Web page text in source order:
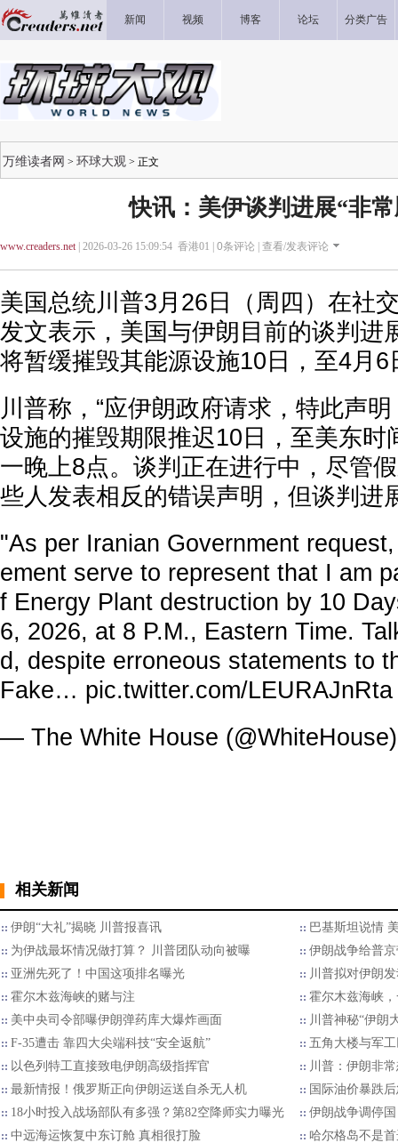
新闻 视频 博客 论坛 分类广告
万维读者网 > 环球大观 > 正文
快讯：美伊谈判进展“非
www.creaders.net| 2026-03-26 15:09:54 香港01 | 0条评论 | 查看/发表评论
美国总统川普3月26日（周四）在社
发文表示，美国与伊朗目前的谈判进
将暂缓摧毁其能源设施10日，至4月6
川普称，“应伊朗政府请求，特此声
设施的摧毁期限推迟10日，至美东时
一晚上8点。谈判正在进行中，尽管
些人发表相反的错误声明，但谈判进
"As per Iranian Government
ement serve to represent that I am
f Energy Plant destruction by 10
6, 2026, at 8 P.M., Eastern Time.
d, despite erroneous statements to
Fake… pic.twitter.com/LEURAJnRta
— The White House
相关新闻
伊朗“大礼”揭晓 川普报喜讯
巴基斯坦说情
为伊战最坏情况做打算？ 川普团队动向被曝
伊朗战争给普
亚洲先死了！中国这项排名曝光
川普拟对伊朗
霍尔木兹海峡的赌与注
霍尔木兹海峡
美中央司令部曝伊朗弹药库大爆炸画面
川普神秘“伊朗
F-35遭击 靠四大尖端科技“安全返航”
五角大楼与军
以色列特工直接致电伊朗高级指挥官
川普：伊朗非
最新情报！俄罗斯正向伊朗运送自杀无人机
国际油价暴跌
18小时投入战场部队有多强？第82空降师实力曝光
伊朗战争调停
中远海运恢复中东订舱 真相很打脸
哈尔格岛不是